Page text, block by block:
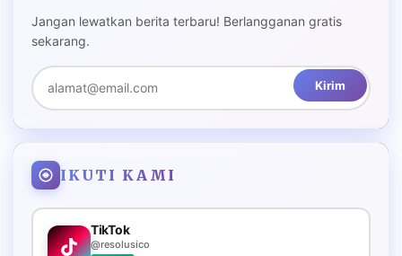
Jangan lewatkan berita terbaru! Berlangganan gratis
sekarang.
Kirim
IKUTI KAMI
TikTok
@resolusico